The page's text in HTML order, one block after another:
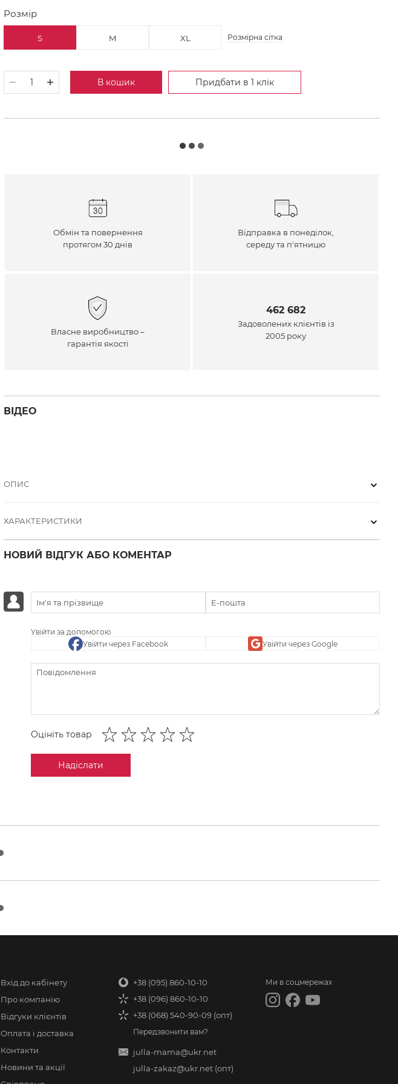
Розмір
S M XL Розмірна сітка
В кошик Придбати в 1 клік
Обмін та повернення
протягом 30 днів
Відправка в понеділок,
середу та п'ятницю
Власне виробництво –
гарантія якості
462 682
Задоволених клієнтів із
2005 року
ВІДЕО
ОПИС
ХАРАКТЕРИСТИКИ
НОВИЙ ВІДГУК АБО КОМЕНТАР
Увійти за допомогою
Увійти через Facebook
Увійти через Google
Оцініть товар
Надіслати
Вхід до кабінету
Про компанію
Відгуки клієнтів
Оплата і доставка
Контакти
Новини та акції
+38 (095) 860-10-10
+38 (096) 860-10-10
+38 (068) 540-90-09 (опт)
Передзвонити вам?
julla-mama@ukr.net
julla-zakaz@ukr.net (опт)
Ми в соцмережах